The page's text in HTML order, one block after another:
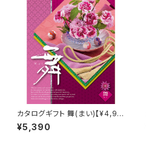
カタログギフト 舞(まい)【¥4,90
0コース】Choice Collection
¥5,390